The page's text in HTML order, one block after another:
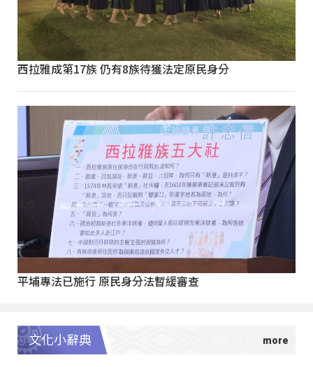
西拉雅成第17族 仍有8族待獲法定原民身分
平埔專法已施行 原民身分法暫緩審查
文化小辭典